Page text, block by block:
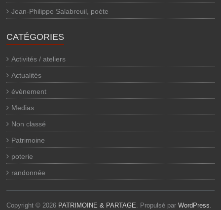
Jean-Philippe Salabreuil, poète
CATÉGORIES
Activités / ateliers
Actualités
évènement
Medias
Non classé
Patrimoine
poterie
randonnée
Copyright © 2026 PATRIMOINE & PARTAGE. Propulsé parWordPress.